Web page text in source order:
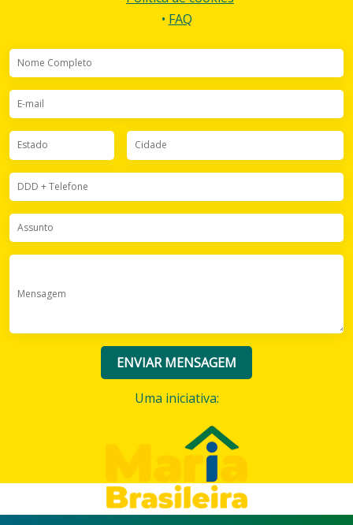
• FAQ
Uma iniciativa:
Nome Completo
E-mail
Estado Cidade
DDD + Telefone
Assunto
Mensagem
ENVIAR MENSAGEM